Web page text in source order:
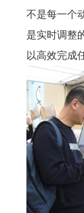
不是每一个
是实时调整
以高效完成